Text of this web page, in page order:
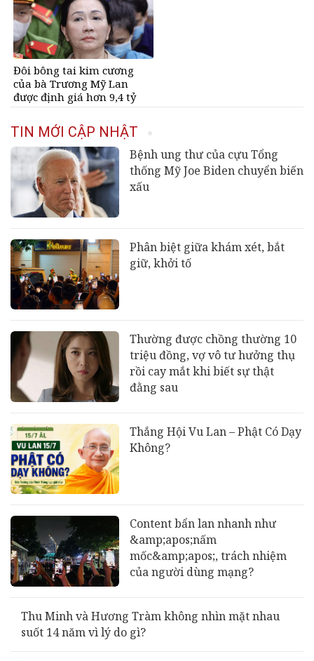
Đôi bông tai kim cương
của bà Trương Mỹ Lan
được định giá hơn 9,4 tỷ
TIN MỚI CẬP NHẬT
Bệnh ung thư của cựu Tổng
thống Mỹ Joe Biden chuyển biến
xấu
Phân biệt giữa khám xét, bắt
giữ, khởi tố
Thường được chồng thường 10
triệu đồng, vợ vô tư hưởng thụ
rồi cay mắt khi biết sự thật
đằng sau
Thắng Hội Vu Lan – Phật Có Dạy
Không?
Content bẩn lan nhanh như
&amp;apos;nấm
mốc&amp;apos;, trách nhiệm
của người dùng mạng?
Thu Minh và Hương Tràm không nhìn mặt nhau
suốt 14 năm vì lý do gì?